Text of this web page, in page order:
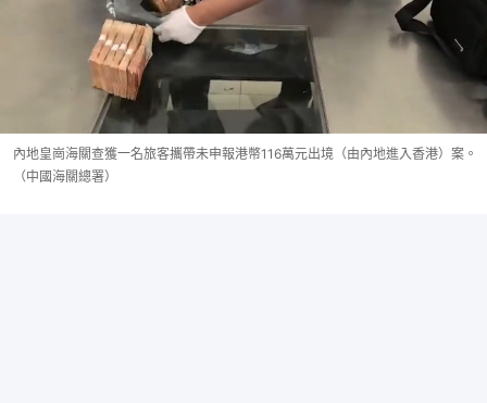
內地皇崗海關查獲一名旅客攜帶未申報港幣116萬元出境（由內地進入香港）案。
（中國海關總署）